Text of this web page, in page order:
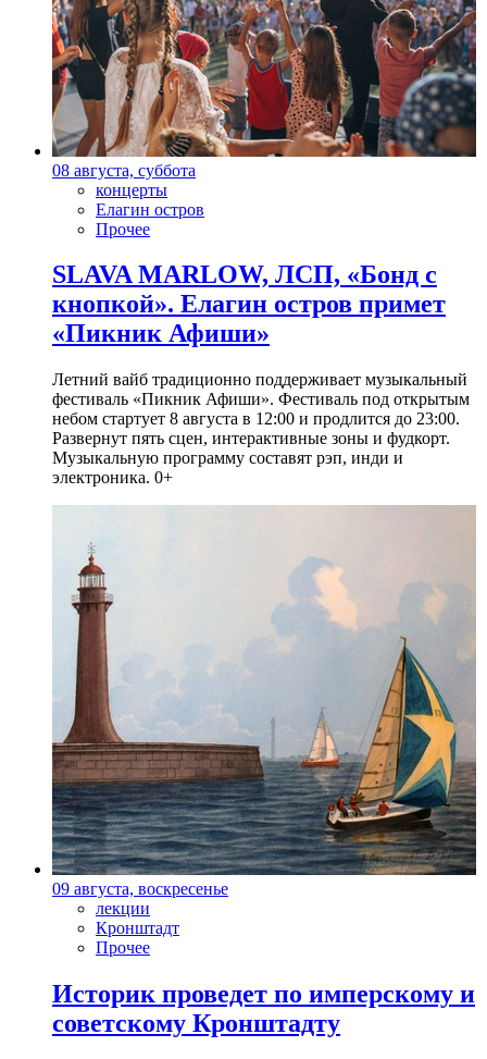
08 августа, суббота
концерты
Елагин остров
Прочее
SLAVA MARLOW, ЛСП, «Бонд с
кнопкой». Елагин остров примет
«Пикник Афиши»
Летний вайб традиционно поддерживает музыкальный
фестиваль «Пикник Афиши». Фестиваль под открытым
небом стартует 8 августа в 12:00 и продлится до 23:00.
Развернут пять сцен, интерактивные зоны и фудкорт.
Музыкальную программу составят рэп, инди и
электроника. 0+
09 августа, воскресенье
лекции
Кронштадт
Прочее
Историк проведет по имперскому и
советскому Кронштадту